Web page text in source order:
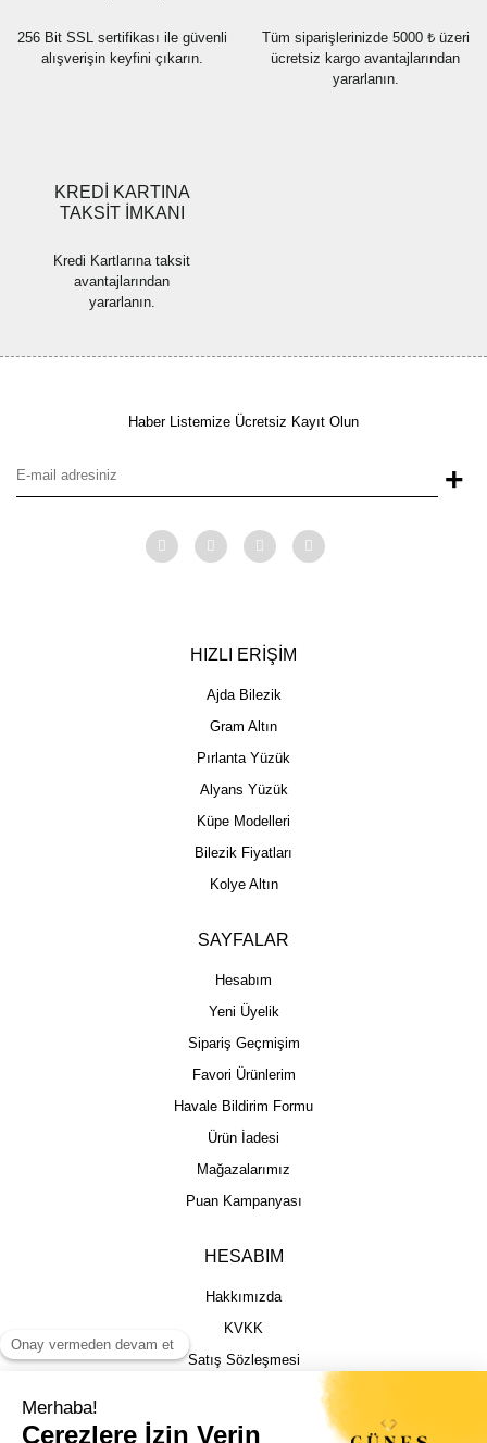
256 Bit SSL sertifikası ile güvenli
alışverişin keyfini çıkarın.
Tüm siparişlerinizde 5000 ₺ üzeri
ücretsiz kargo avantajlarından
yararlanın.
KREDİ KARTINA
TAKSİT İMKANI
Kredi Kartlarına taksit
avantajlarından
yararlanın.
Haber Listemize Ücretsiz Kayıt Olun
+
HIZLI ERİŞİM
Ajda Bilezik
Gram Altın
Pırlanta Yüzük
Alyans Yüzük
Küpe Modelleri
Bilezik Fiyatları
Kolye Altın
SAYFALAR
Hesabım
Yeni Üyelik
Sipariş Geçmişim
Favori Ürünlerim
Havale Bildirim Formu
Ürün İadesi
Mağazalarımız
Puan Kampanyası
HESABIM
Hakkımızda
KVKK
Satış Sözleşmesi
İptal İade Şartları